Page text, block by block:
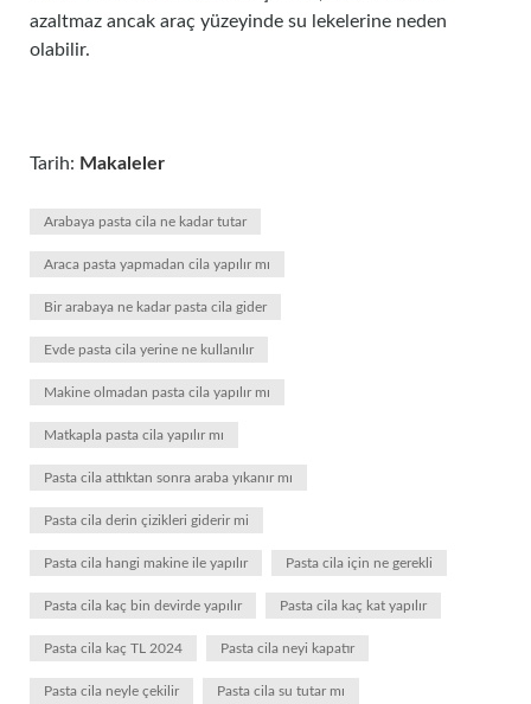
azaltmaz ancak araç yüzeyinde su lekelerine neden
olabilir.
Tarih: Makaleler
Arabaya pasta cila ne kadar tutar
Araca pasta yapmadan cila yapılır mı
Bir arabaya ne kadar pasta cila gider
Evde pasta cila yerine ne kullanılır
Makine olmadan pasta cila yapılır mı
Matkapla pasta cila yapılır mı
Pasta cila attıktan sonra araba yıkanır mı
Pasta cila derin çizikleri giderir mi
Pasta cila hangi makine ile yapılır Pasta cila için ne gerekli
Pasta cila kaç bin devirde yapılır Pasta cila kaç kat yapılır
Pasta cila kaç TL 2024 Pasta cila neyi kapatır
Pasta cila neyle çekilir Pasta cila su tutar mı